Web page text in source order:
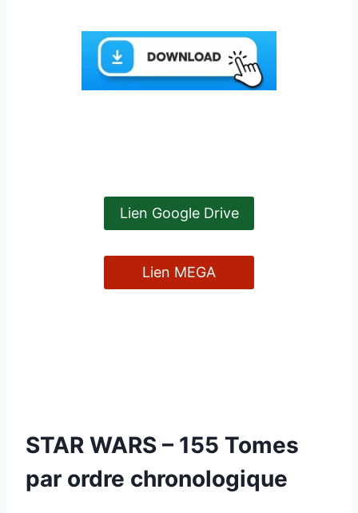
Lien Google Drive
Lien MEGA
STAR WARS – 155 Tomes
par ordre chronologique